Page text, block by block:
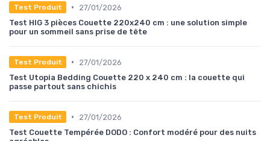
Test Produit •
27/01/2026
Test HIG 3 pièces Couette 220x240 cm : une solution simple
pour un sommeil sans prise de tête
Test Produit •
27/01/2026
Test Utopia Bedding Couette 220 x 240 cm : la couette qui
passe partout sans chichis
Test Produit •
27/01/2026
Test Couette Tempérée DODO : Confort modéré pour des nuits